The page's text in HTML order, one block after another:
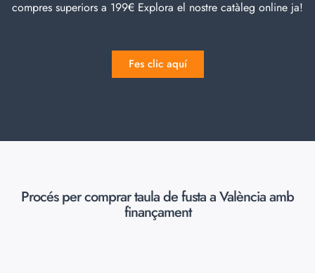
compres superiors a 199€ Explora el nostre catàleg online ja!
Fes clic aquí
Procés per comprar taula de fusta a València amb
finançament